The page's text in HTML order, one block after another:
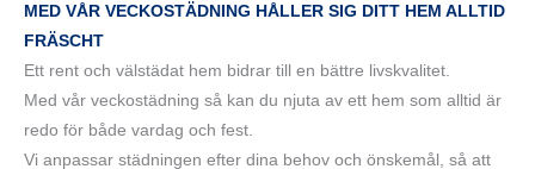
MED VÅR VECKOSTÄDNING HÅLLER SIG DITT HEM ALLTID
FRÄSCHT
Ett rent och välstädat hem bidrar till en bättre livskvalitet.
Med vår veckostädning så kan du njuta av ett hem som alltid är
redo för både vardag och fest.
Vi anpassar städningen efter dina behov och önskemål, så att